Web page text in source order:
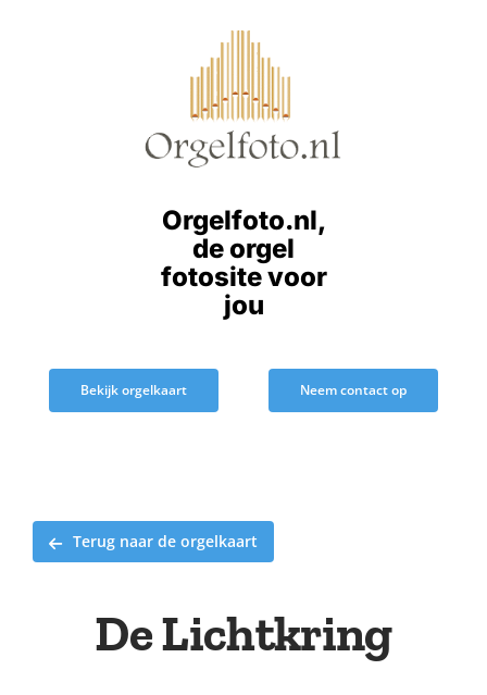
Orgelfoto.nl,
de orgel
fotosite voor
jou
Bekijk orgelkaart Neem contact op
Terug naar de orgelkaart
De Lichtkring